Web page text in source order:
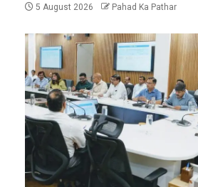
5 August 2026 Pahad Ka Pathar